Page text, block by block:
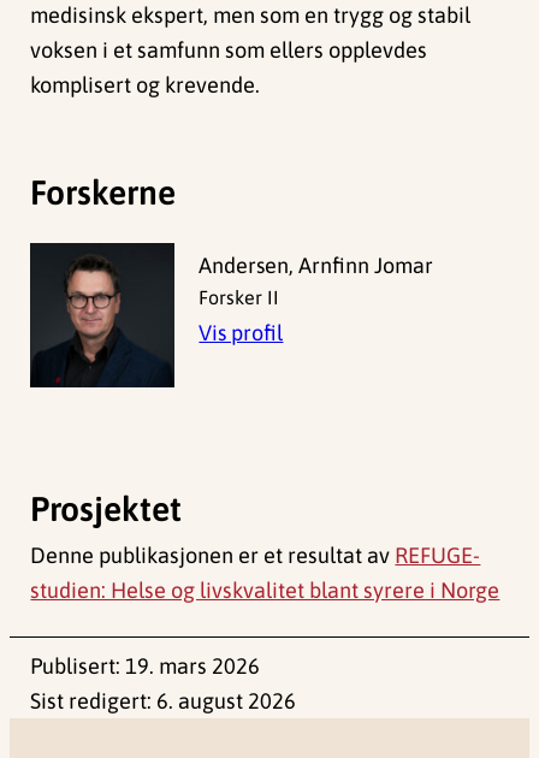
medisinsk ekspert, men som en trygg og stabil
voksen i et samfunn som ellers opplevdes
komplisert og krevende.
Forskerne
Andersen, Arnfinn Jomar
Forsker II
Vis profil
Prosjektet
Denne publikasjonen er et resultat av REFUGE-
studien: Helse og livskvalitet blant syrere i Norge
Publisert: 19. mars 2026
Sist redigert: 6. august 2026